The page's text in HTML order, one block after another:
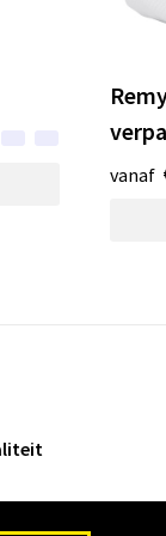
vanaf